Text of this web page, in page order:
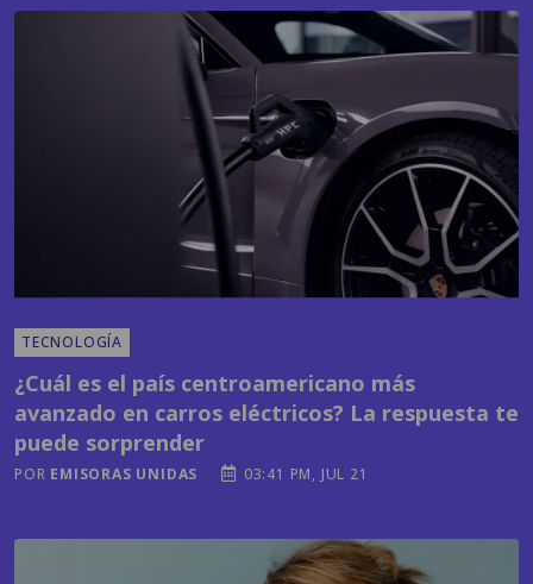
TECNOLOGÍA
¿Cuál es el país centroamericano más
avanzado en carros eléctricos? La respuesta te
puede sorprender
POR EMISORAS UNIDAS 03:41 PM, JUL 21